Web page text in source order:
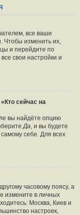
все ваши
Чтобы изменить их,
и перейдите по
свои настройки и
сейчас на
вы найдёте опцию
Да, и вы будете
себе. Для всех
часовому поясу, а
измените в личных
Москва, Киев и
настроек,